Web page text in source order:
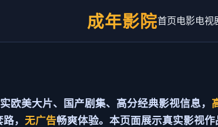
成年影院首页电影电视
欧美大片、国产剧集、高分经典影视信息，
， 无广告畅爽体验。本页面展示真实影视